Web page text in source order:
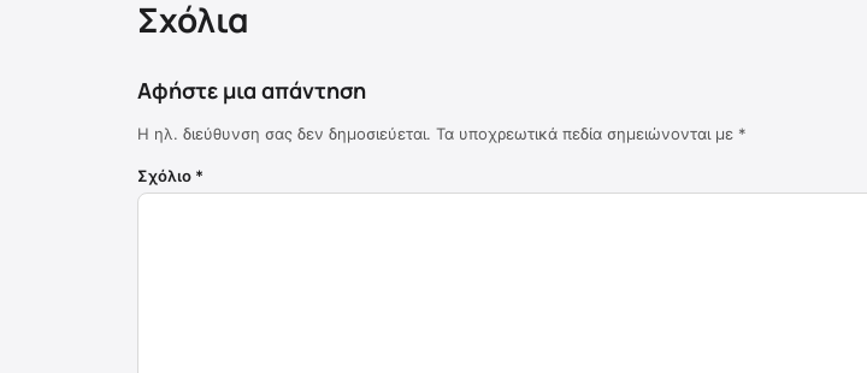
Σχόλια
Αφήστε μια απάντηση
Η ηλ. διεύθυνση σας δεν δημοσιεύεται. Τα υποχρεωτικά πεδία σημειώνονται με *
Σχόλιο *